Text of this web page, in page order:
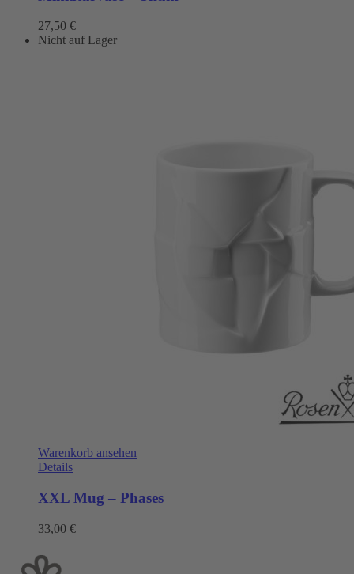
27,50 €
Nicht auf Lager
Warenkorb ansehen
Details
XXL Mug – Phases
33,00 €